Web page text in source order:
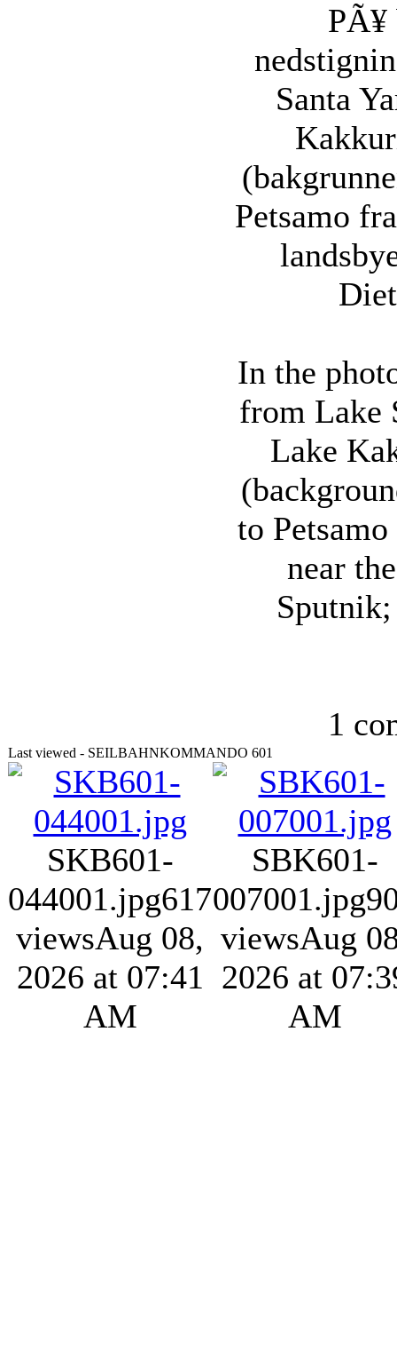
Santa
Petsamo
In the
from Lake
Lake
to
near
1
Last viewed - SEILBAHNKOMMANDO 601
SKB601-
044001.jpg617
viewsAug 08,
2026 at 07:41
AM
SBK601-
007001.jpg
viewsAug
2026 at
AM